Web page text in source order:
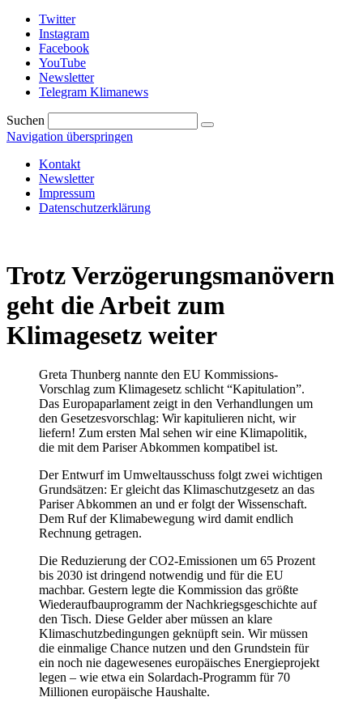
Twitter
Instagram
Facebook
YouTube
Newsletter
Telegram Klimanews
Suchen
Navigation überspringen
Kontakt
Newsletter
Impressum
Datenschutzerklärung
Trotz Verzögerungsmanövern
geht die Arbeit zum
Klimagesetz weiter
Greta Thunberg nannte den EU Kommissions-
Vorschlag zum Klimagesetz schlicht “Kapitulation”.
Das Europaparlament zeigt in den Verhandlungen um
den Gesetzesvorschlag: Wir kapitulieren nicht, wir
liefern! Zum ersten Mal sehen wir eine Klimapolitik,
die mit dem Pariser Abkommen kompatibel ist.
Der Entwurf im Umweltausschuss folgt zwei wichtigen
Grundsätzen: Er gleicht das Klimaschutzgesetz an das
Pariser Abkommen an und er folgt der Wissenschaft.
Dem Ruf der Klimabewegung wird damit endlich
Rechnung getragen.
Die Reduzierung der CO2-Emissionen um 65 Prozent
bis 2030 ist dringend notwendig und für die EU
machbar. Gestern legte die Kommission das größte
Wiederaufbauprogramm der Nachkriegsgeschichte auf
den Tisch. Diese Gelder aber müssen an klare
Klimaschutzbedingungen geknüpft sein. Wir müssen
die einmalige Chance nutzen und den Grundstein für
ein noch nie dagewesenes europäisches Energieprojekt
legen – wie etwa ein Solardach-Programm für 70
Millionen europäische Haushalte.